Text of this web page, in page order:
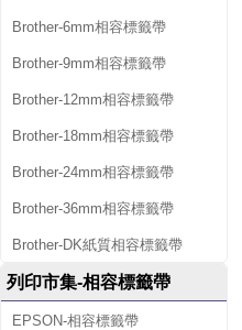
Brother-6mm相容標籤帶
Brother-9mm相容標籤帶
Brother-12mm相容標籤帶
Brother-18mm相容標籤帶
Brother-24mm相容標籤帶
Brother-36mm相容標籤帶
Brother-DK紙質相容標籤帶
列印市集-相容標籤帶
EPSON-相容標籤帶